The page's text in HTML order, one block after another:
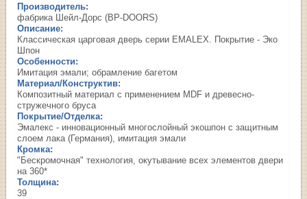
Производитель:
фабрика Шейл-Дорс (BP-DOORS)
Описание:
Классическая царговая дверь cерии EMALEX. Покрытие - Эко
Шпон
Особенности:
Имитация эмали; обрамление багетом
Материал/Конструктив:
Композитный материал с применением MDF и древесно-
стружечного бруса
Покрытие/Отделка:
Эмалекс - инновационный многослойный экошпон с защитным
слоем лака (Германия), имитация эмали
Кромка:
"Бескромочная" технология, окутывание всех элементов двери
на 360*
Толщина:
39